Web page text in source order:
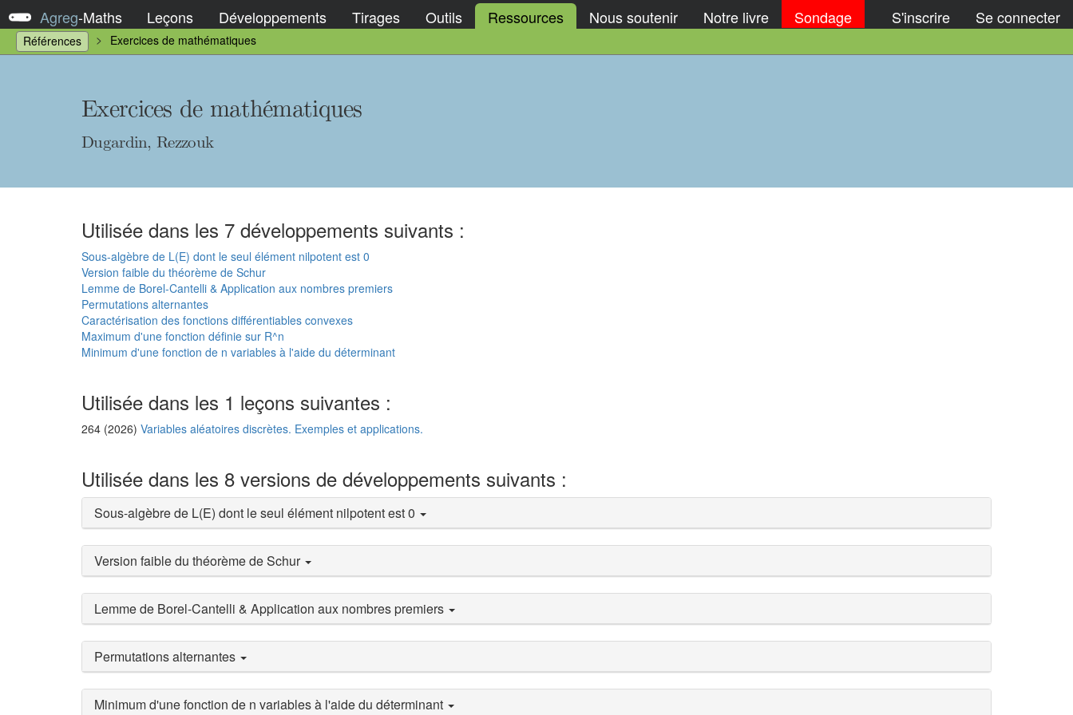
Agreg-Maths Leçons Développements Tirages Outils Ressources Nous soutenir Notre livre Sondage S'inscrire Se connecter
Références Exercices de mathématiques
Exercices de mathématiques
Dugardin, Rezzouk
Utilisée dans les 7 développements suivants :
Sous-algèbre de L(E) dont le seul élément nilpotent est 0
Version faible du théorème de Schur
Lemme de Borel-Cantelli & Application aux nombres premiers
Permutations alternantes
Caractérisation des fonctions différentiables convexes
Maximum d'une fonction définie sur R^n
Minimum d'une fonction de n variables à l'aide du déterminant
Utilisée dans les 1 leçons suivantes :
264 (2026) Variables aléatoires discrètes. Exemples et applications.
Utilisée dans les 8 versions de développements suivants :
Sous-algèbre de L(E) dont le seul élément nilpotent est 0
Version faible du théorème de Schur
Lemme de Borel-Cantelli & Application aux nombres premiers
Permutations alternantes
Minimum d'une fonction de n variables à l'aide du déterminant